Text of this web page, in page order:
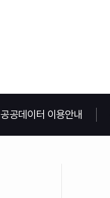
공공데이터 이용안내